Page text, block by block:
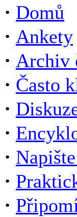
· Domů
· Ankety
· Archiv
· Často
·
·
·
·
·